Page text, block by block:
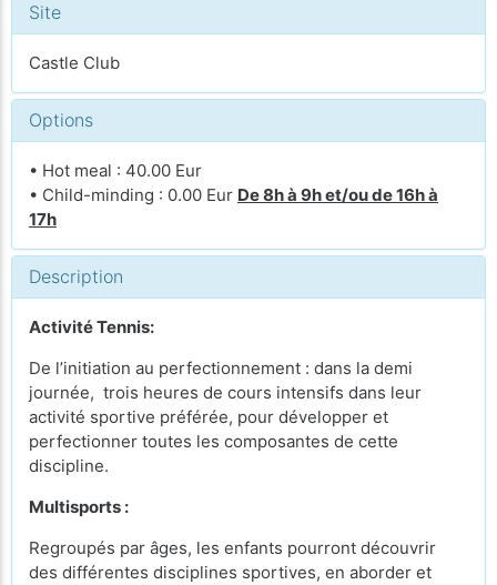
Site
Castle Club
Options
• Hot meal : 40.00 Eur
• Child-minding : 0.00 Eur De 8h à 9h et/ou de 16h à
17h
Description
Activité Tennis:
De l’initiation au perfectionnement : dans la demi
journée, trois heures de cours intensifs dans leur
activité sportive préférée, pour développer et
perfectionner toutes les composantes de cette
discipline.
Multisports :
Regroupés par âges, les enfants pourront découvrir
des différentes disciplines sportives, en aborder et